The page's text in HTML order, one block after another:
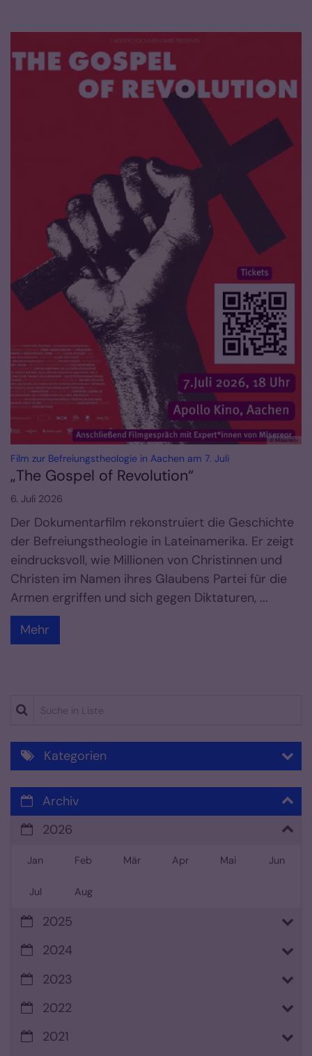
© Misereor
Film zur Befreiungstheologie in Aachen am 7. Juli:
„The Gospel of Revolution“
6. Juli 2026
Der Dokumentarfilm rekonstruiert die Geschichte
der Befreiungstheologie in Lateinamerika. Er zeigt
eindrucksvoll, wie Millionen von Christinnen und
Christen im Namen ihres Glaubens Partei für die
Armen ergriffen und sich gegen Diktaturen, ...
Mehr
Suche in Liste
Kategorien
Archiv
2026
Jan Feb Mär Apr Mai Jun
Jul Aug
2025
2024
2023
2022
2021